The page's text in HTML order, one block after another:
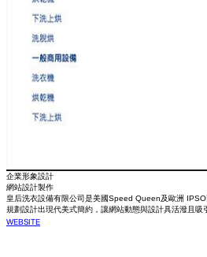
企業形象設計
網站設計製作
皇后洗衣設備有限公司是美國Speed Queen及歐洲
規劃設計出現代美式簡約，讓網站動態與設計具活潑且吸
WEBSITE